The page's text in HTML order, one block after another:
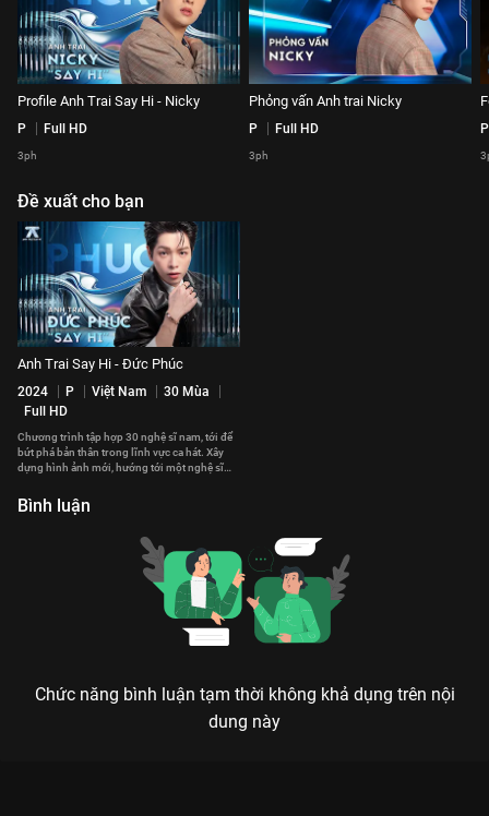
Profile Anh Trai Say Hi - Nicky
P Full HD
3ph
Phỏng vấn Anh trai Nicky
P Full HD
3ph
P
Đề xuất cho bạn
Anh Trai Say Hi - Đức Phúc
2024 P Việt Nam
30 Mùa
Full HD
Chương trình tập hợp 30 nghệ sĩ nam, tới để
bứt phá bản thân trong lĩnh vực ca hát. Xây
dựng hình ảnh mới, hướng tới một nghệ sĩ
Bình luận
Chức năng bình luận tạm thời không khả dụng trên nội
dung này